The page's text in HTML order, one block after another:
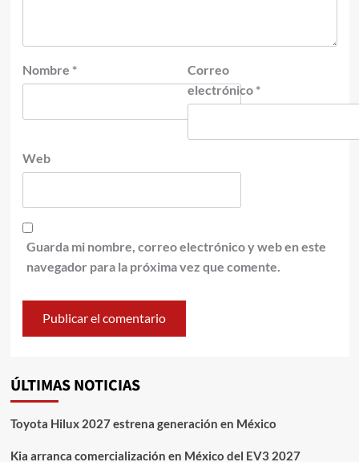
Nombre *
Correo
electrónico *
Web
Guarda mi nombre, correo electrónico y web en este
navegador para la próxima vez que comente.
ÚLTIMAS NOTICIAS
Toyota Hilux 2027 estrena generación en México
Kia arranca comercialización en México del EV3 2027